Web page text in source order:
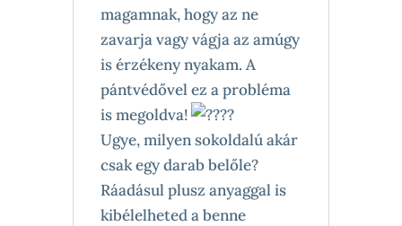
magamnak, hogy az ne
zavarja vagy vágja az amúgy
is érzékeny nyakam. A
pántvédővel ez a probléma
is megoldva!
Ugye, milyen sokoldalú akár
csak egy darab belőle?
Ráadásul plusz anyaggal is
kibélelheted a benne